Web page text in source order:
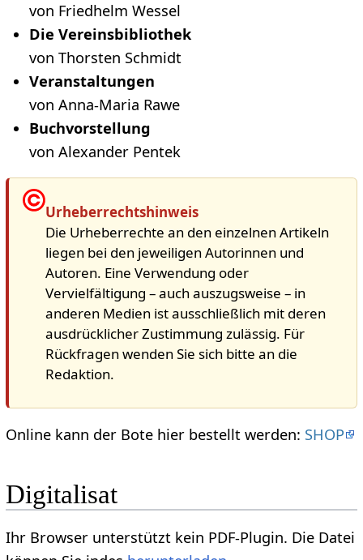
von Friedhelm Wessel
Die Vereinsbibliothek
von Thorsten Schmidt
Veranstaltungen
von Anna-Maria Rawe
Buchvorstellung
von Alexander Pentek
Urheberrechtshinweis
Die Urheberrechte an den einzelnen Artikeln
liegen bei den jeweiligen Autorinnen und
Autoren. Eine Verwendung oder
Vervielfältigung – auch auszugsweise – in
anderen Medien ist ausschließlich mit deren
ausdrücklicher Zustimmung zulässig. Für
Rückfragen wenden Sie sich bitte an die
Redaktion.
Online kann der Bote hier bestellt werden: SHOP
Digitalisat
Ihr Browser unterstützt kein PDF-Plugin. Die Datei